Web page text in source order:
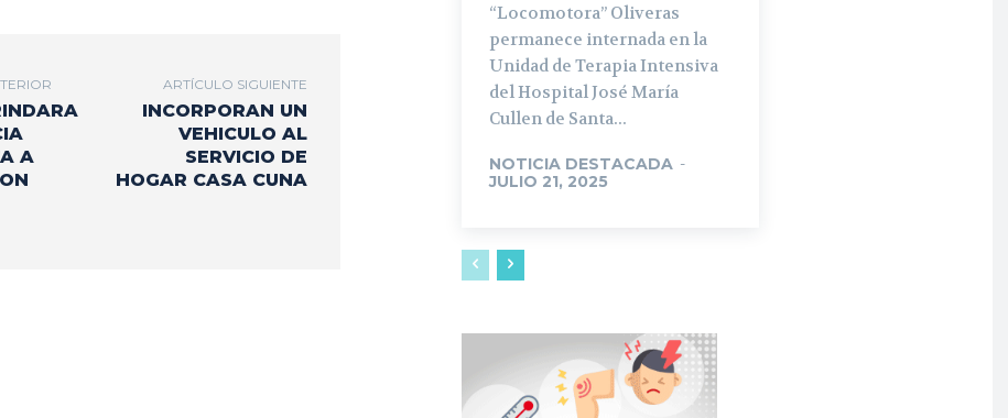
A
ARTÍCULO SIGUIENTE
INCORPORAN UN
VEHICULO AL
SERVICIO DE
HOGAR CASA CUNA
“Locomotora” Oliveras
permanece internada en la
Unidad de Terapia Intensiva
del Hospital José María
Cullen de Santa...
NOTICIA DESTACADA -
JULIO 21, 2025